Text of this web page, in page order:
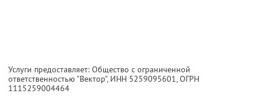
Услуги предоставляет: Общество с ограниченной
ответственностью "Вектор", ИНН 5259095601, ОГРН
1115259004464